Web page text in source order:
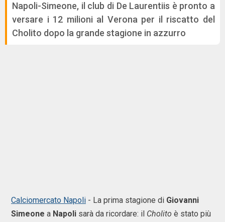
Napoli-Simeone, il club di De Laurentiis è pronto a
versare i 12 milioni al Verona per il riscatto del
Cholito dopo la grande stagione in azzurro
Calciomercato Napoli - La prima stagione di Giovanni
Simeone a Napoli sarà da ricordare: il Cholito è stato più